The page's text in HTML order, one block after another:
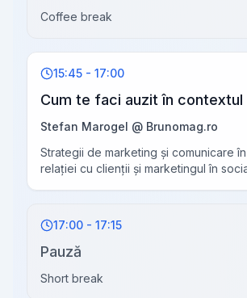
Coffee break
15:45 - 17:00
Cum te faci auzit în contextul
Stefan Marogel @ Brunomag.ro
Strategii de marketing și comunicare
relației cu clienții și marketingul în
17:00 - 17:15
Pauză
Short break